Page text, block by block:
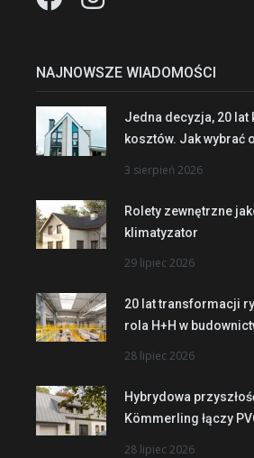
NAJNOWSZE WIADOMOŚCI
Jedna decyzja, 20
kosztów. Jak wybrać
3 sierpień 2026
Rolety zewnętrzne
klimatyzator
29 lipiec 2026
20 lat transformacji
rola H+H w
28 lipiec 2026
Hybrydowa
Kömmerling łączy
28 lipiec 2026